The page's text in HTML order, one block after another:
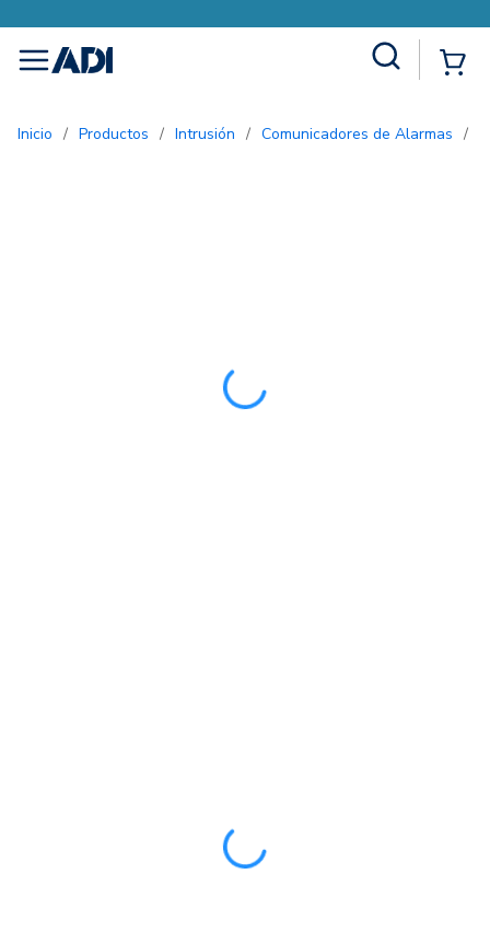
menu
Inicio / Productos / Intrusión / Comunicadores de Alarmas /